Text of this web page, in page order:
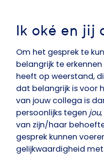
Ik oké en jij
Om het gesprek te
belangrijk te
heeft op weerstand,
dat belangrijk is voor
van jouw collega is
persoonlijks tegen jou
van zijn/haar
gesprek kunnen
gelijkwaardigheid